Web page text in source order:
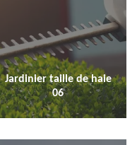
Jardinier taille de haie
06